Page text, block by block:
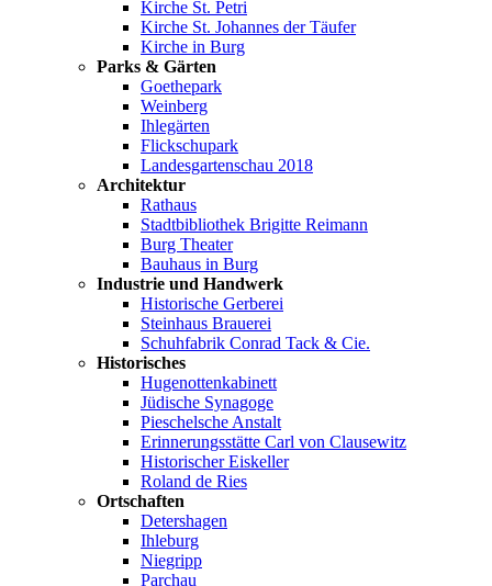
Kirche St. Petri
Kirche St. Johannes der Täufer
Kirche in Burg
Parks & Gärten
Goethepark
Weinberg
Ihlegärten
Flickschupark
Landesgartenschau 2018
Architektur
Rathaus
Stadtbibliothek Brigitte Reimann
Burg Theater
Bauhaus in Burg
Industrie und Handwerk
Historische Gerberei
Steinhaus Brauerei
Schuhfabrik Conrad Tack & Cie.
Historisches
Hugenottenkabinett
Jüdische Synagoge
Pieschelsche Anstalt
Erinnerungsstätte Carl von Clausewitz
Historischer Eiskeller
Roland de Ries
Ortschaften
Detershagen
Ihleburg
Niegripp
Parchau